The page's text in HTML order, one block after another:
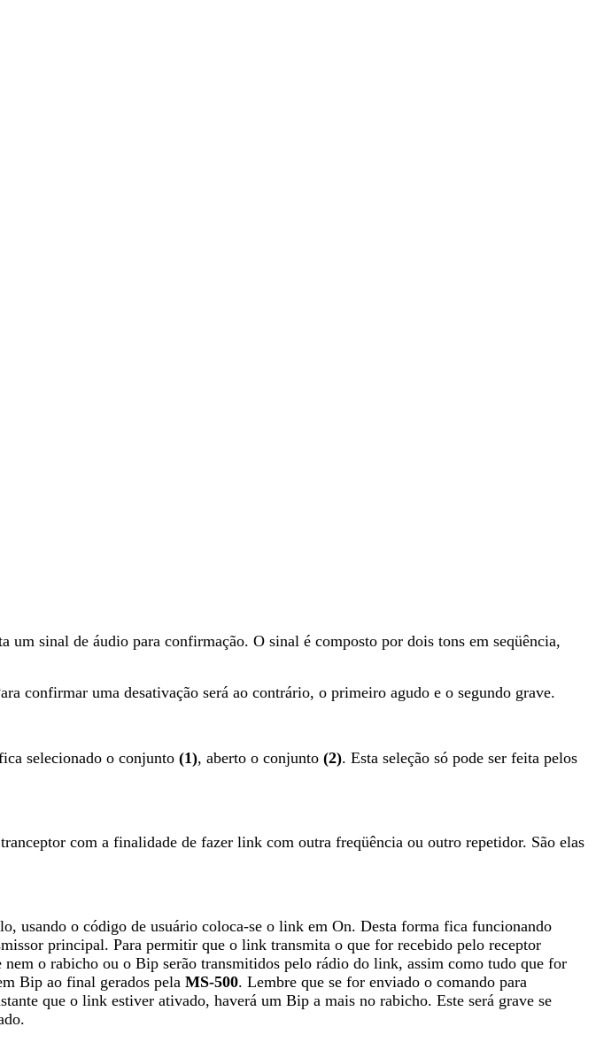
um sinal de áudio para confirmação. O sinal é composto por dois tons em seqüência,
confirmar uma desativação será ao contrário, o primeiro agudo e o segundo grave.
selecionado o conjunto (1), aberto o conjunto (2). Esta seleção só pode ser feita pelos
com a finalidade de fazer link com outra freqüência ou outro repetidor. São elas
usando o código de usuário coloca-se o link em On. Desta forma fica funcionando
principal. Para permitir que o link transmita o que for recebido pelo receptor
o rabicho ou o Bip serão transmitidos pelo rádio do link, assim como tudo que for
Bip ao final gerados pela MS-500. Lembre que se for enviado o comando para
que o link estiver ativado, haverá um Bip a mais no rabicho. Este será grave se